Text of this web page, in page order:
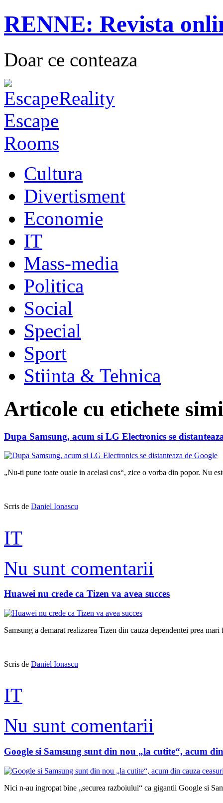
RENNE: Revista
Doar ce conteaza
Cultura
Divertisment
Economie
IT
Mass-media
Politica
Social
Special
Sport
Stiinta & Tehnica
Articole cu etichete
Dupa Samsung, acum si LG Electronics se
„Nu-ti pune toate ouale in acelasi cos“, zice o vorba din popor. Nu
Scris de Daniel Ionascu
IT
Nu sunt comentarii
Huawei nu crede ca Tizen va avea succes
Samsung a demarat realizarea Tizen din cauza dependentei prea
Scris de Daniel Ionascu
IT
Nu sunt comentarii
Google si Samsung sunt din nou „la cutite“, acum
Nici n-au ingropat bine „securea razboiului“ ca gigantii Google si